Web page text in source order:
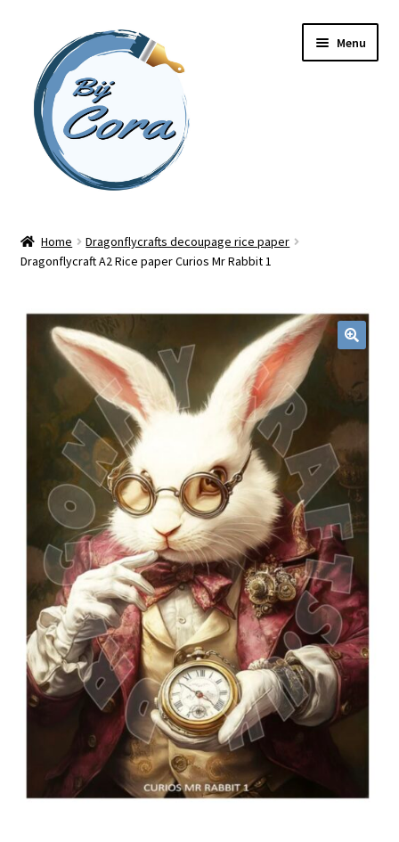
naar
navigatie
inhoud
Menu
Workshops
Online cursussen
Blog / DIY / Tutorials
Over mij
Contact
Home
Dragonflycrafts decoupage rice paper
Dragonflycraft A2 Rice paper Curios Mr Rabbit 1